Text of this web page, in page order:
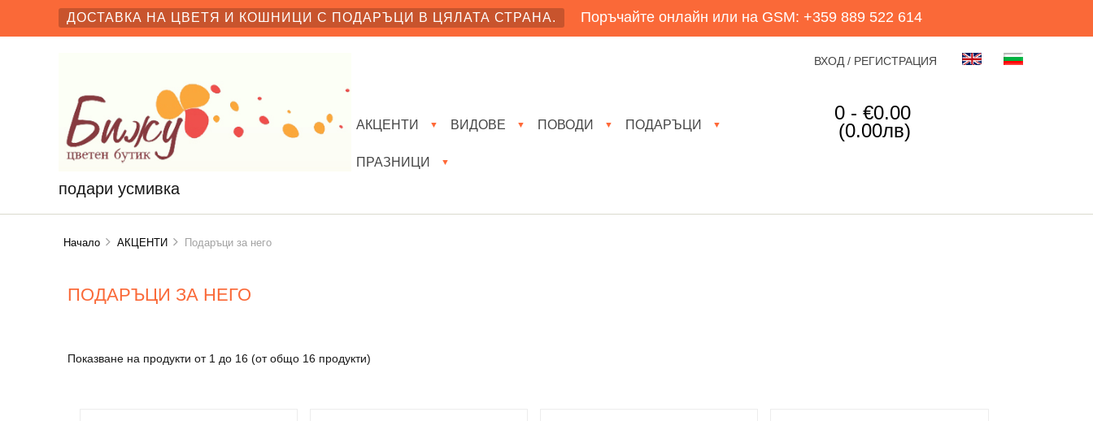
ДОСТАВКА НА ЦВЕТЯ И КОШНИЦИ С ПОДАРЪЦИ В ЦЯЛАТА СТРАНА. Поръчайте онлайн или на GSM: +359 889 522 614
подари усмивка
АКЦЕНТИ ▼ ВИДОВЕ ▼ ПОВОДИ ▼ ПОДАРЪЦИ ▼
ПРАЗНИЦИ ▼
ВХОД / РЕГИСТРАЦИЯ
0 - €0.00
(0.00лв)
Начало АКЦЕНТИ Подаръци за него
ПОДАРЪЦИ ЗА НЕГО
Показване на продукти от 1до 16(от общо 16продукти)